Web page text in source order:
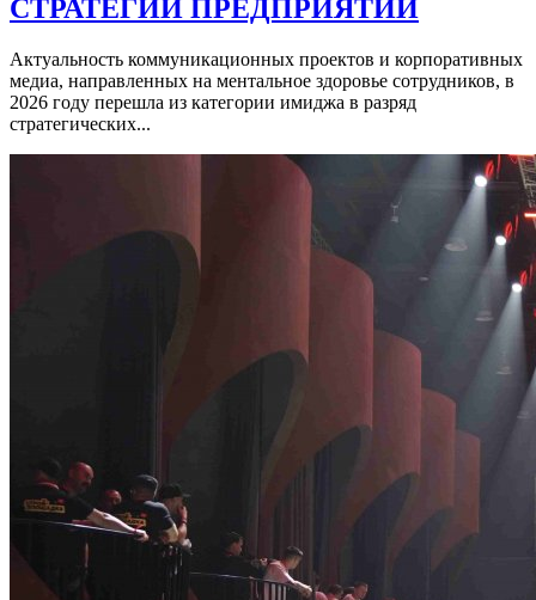
СТРАТЕГИИ ПРЕДПРИЯТИЙ
Актуальность коммуникационных проектов и корпоративных
медиа, направленных на ментальное здоровье сотрудников, в
2026 году перешла из категории имиджа в разряд
стратегических...